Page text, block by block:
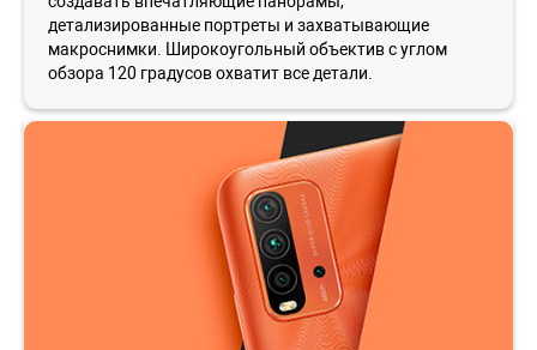
детализированные портреты и захватывающие
макроснимки. Широкоугольный объектив с углом
обзора 120 градусов охватит все детали.